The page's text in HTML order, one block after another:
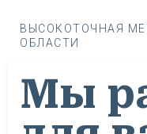
ВЫСОКОТОЧНАЯ
ОБЛАСТИ
Мы